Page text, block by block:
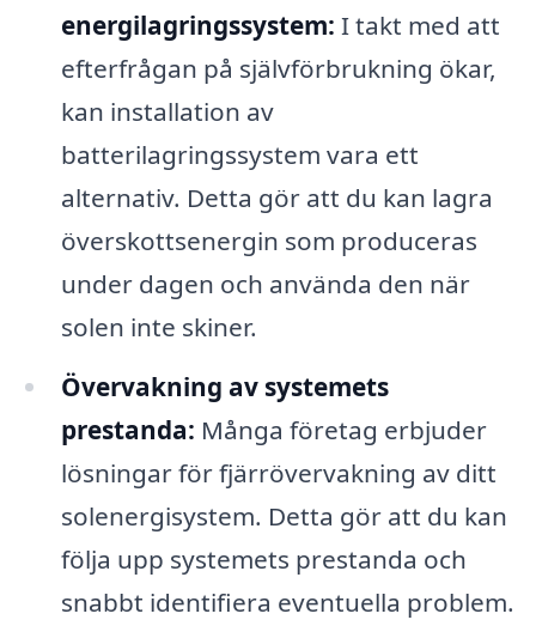
energilagringssystem: I takt med att
efterfrågan på självförbrukning ökar,
kan installation av
batterilagringssystem vara ett
alternativ. Detta gör att du kan lagra
överskottsenergin som produceras
under dagen och använda den när
solen inte skiner.
Övervakning av systemets
prestanda: Många företag erbjuder
lösningar för fjärrövervakning av ditt
solenergisystem. Detta gör att du kan
följa upp systemets prestanda och
snabbt identifiera eventuella problem.